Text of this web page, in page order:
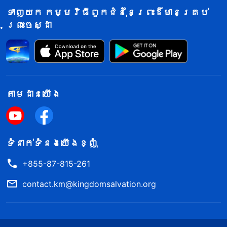
អាចនឹងត្រូវបានថ្កោលទោសដោយសារតែការ
ប្រឆាំងនឹងព្រះអម្ចាស់»។
នៅពេលខ្ញុំនិយាយពាក្យទាំងនោះចប់ គ្រូគង្វាល
លី មើលទៅពិតជាមិនស្រួលចិត្តខ្លាំងណាស់
ដូច្នេះអ្នករួមការងារ វ៉ាង បានប្រញាប់
ប្រញាល់សម្របសម្រួលស្ថានការណ៍ដោយ
និយាយថា «យើងប្រឆាំងនឹងរន្ទះខាងកើត ហើយ
មិនចង់ឱ្យសមាជិករបស់យើងពាក់ព័ន្ធនឹងវា
ហ្វូងចៀម។ តើព្រះអម្ចាស់អាចថ្កោលទោសយើង
ដោយសាររឿងនោះយ៉ាងដូចម្តេច? គ្រូគង្វាល លី
មានអារម្មណ៍ទទួលខុសត្រូវចំពោះជីវិតរបស់
អ្នក។ គាត់មិនចង់ឱ្យអ្នកដើរផ្លូវខុស
ទាញយក កម្មវិធីពួកជំនុំនៃព្រះដ៏មានគ្រប់
ព្រះចេស្ដា
តាម​ដាន​យើង​
ទំនាក់​ទំនង​យើង​ខ្ញុំ
+855-87-815-261
contact.km@kingdomsalvation.org